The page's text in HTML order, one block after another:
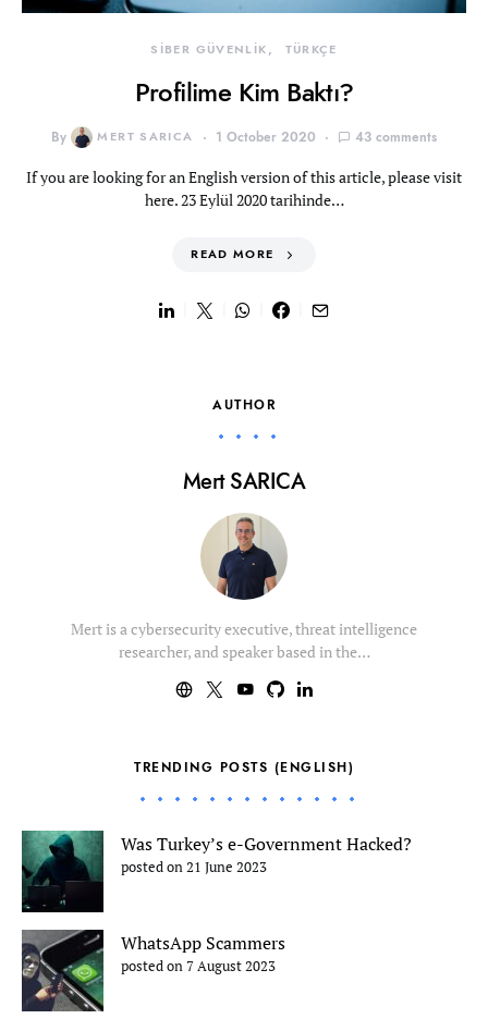
SİBER GÜVENLİK TÜRKÇE
Profilime Kim Baktı?
By MERT SARICA 1 October 2020 43 comments
If you are looking for an English version of this article, please visit
here. 23 Eylül 2020 tarihinde…
READ MORE
AUTHOR
Mert SARICA
Mert is a cybersecurity executive, threat intelligence
researcher, and speaker based in the…
TRENDING POSTS (ENGLISH)
Was Turkey’s e-Government Hacked?
posted on 21 June 2023
WhatsApp Scammers
posted on 7 August 2023